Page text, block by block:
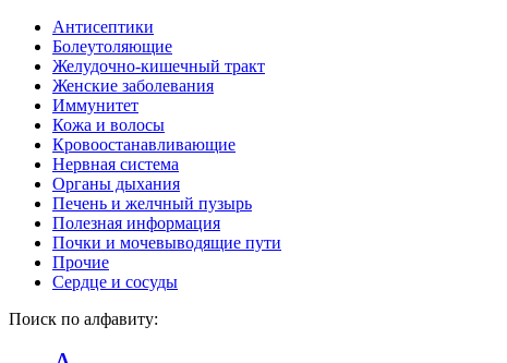
Антисептики
Болеутоляющие
Желудочно-кишечный тракт
Женские заболевания
Иммунитет
Кожа и волосы
Кровоостанавливающие
Нервная система
Органы дыхания
Печень и желчный пузырь
Полезная информация
Почки и мочевыводящие пути
Прочие
Сердце и сосуды
Поиск по алфавиту: